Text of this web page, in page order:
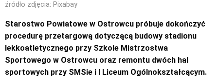
źródło zdjęcia: Pixabay
Starostwo Powiatowe w Ostrowcu próbuje dokończyć
procedurę przetargową dotyczącą budowy stadionu
lekkoatletycznego przy Szkole Mistrzostwa
Sportowego w Ostrowcu oraz remontu dwóch hal
sportowych przy SMSie i I Liceum Ogólnokształcącym.